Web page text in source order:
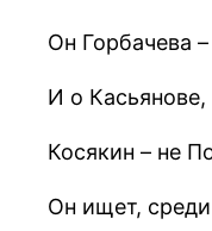
Он Горбачева
И о
Косякин – не
Он ищет,